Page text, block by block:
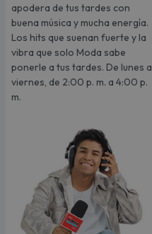
apodera de tus tardes con
buena música y mucha energía.
Los hits que suenan fuerte y la
vibra que solo Moda sabe
ponerle a tus tardes. De lunes a
viernes, de 2:00 p. m. a 4:00 p.
m.